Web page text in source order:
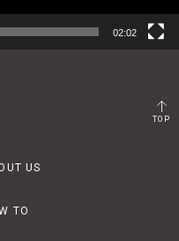
02:02
TOP
US
TO